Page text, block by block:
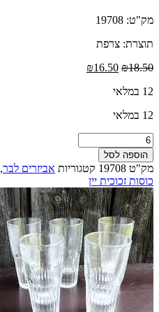
מק"ט: 19708
תוצרת: צרפת
₪18.50
המחיר
היה:
₪16.50
12 במלאי
12 במלאי
כמות
של
כוס
זכוכית
17סל'
יחודית
לפסטיס
ועראק
עם
הטבעה
Chez
Pastis
הוספה לסל
מק"ט 19708 קטגוריות אביזרים לבר,
כוסות זכוכית יין